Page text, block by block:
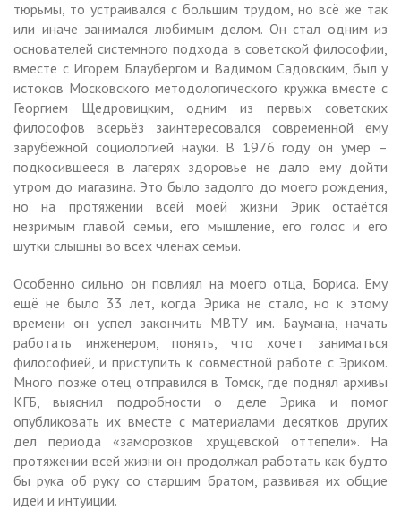
тюрьмы, то устраивался с большим трудом, но всё же так
или иначе занимался любимым делом. Он стал одним из
основателей системного подхода в советской философии,
вместе с Игорем Блаубергом и Вадимом Садовским, был у
истоков Московского методологического кружка вместе с
Георгием Щедровицким, одним из первых советских
философов всерьёз заинтересовался современной ему
зарубежной социологией науки. В 1976 году он умер –
подкосившееся в лагерях здоровье не дало ему дойти
утром до магазина. Это было задолго до моего рождения,
но на протяжении всей моей жизни Эрик остаётся
незримым главой семьи, его мышление, его голос и его
шутки слышны во всех членах семьи.
Особенно сильно он повлиял на моего отца, Бориса. Ему
ещё не было 33 лет, когда Эрика не стало, но к этому
времени он успел закончить МВТУ им. Баумана, начать
работать инженером, понять, что хочет заниматься
философией, и приступить к совместной работе с Эриком.
Много позже отец отправился в Томск, где поднял архивы
КГБ, выяснил подробности о деле Эрика и помог
опубликовать их вместе с материалами десятков других
дел периода «заморозков хрущёвской оттепели». На
протяжении всей жизни он продолжал работать как будто
бы рука об руку со старшим братом, развивая их общие
идеи и интуиции.